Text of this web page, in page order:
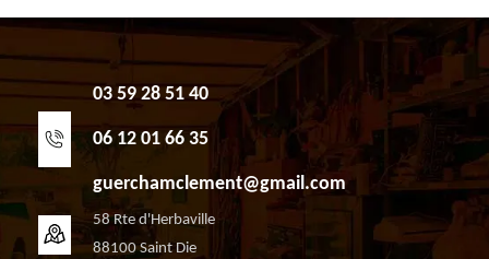
03 59 28 51 40
06 12 01 66 35
guerchamclement@gmail.com
58 Rte d'Herbaville
88100 Saint Die